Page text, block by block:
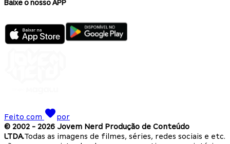
Baixe o nosso APP
Feito com
por
© 2002 - 2026 Jovem Nerd Produção de Conteúdo
LTDA.Todas as imagens de filmes, séries, redes sociais e etc.